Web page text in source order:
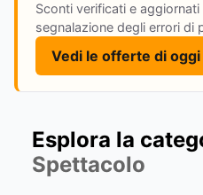
Sconti verificati e
segnalazione degli errori di
Vedi le offerte di oggi
Esplora la
Spettacolo